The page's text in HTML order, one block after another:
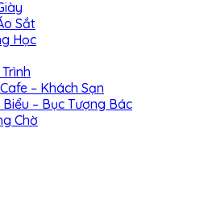
Sắt
Học
– Khách Sạn
– Bục Tượng Bác
Chờ